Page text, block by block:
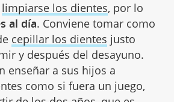
limpiarse los dientes, por lo
al día. Conviene tomar como
cepillar los dientes justo
y después del desayuno.
enseñar a sus hijos a
como si fuera un juego,